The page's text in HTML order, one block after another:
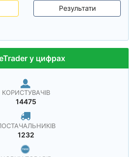
Результати
у цифрах
КОРИСТУВАЧІВ
14475
1232